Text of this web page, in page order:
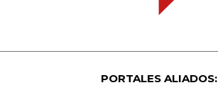
PORTALES ALIADOS: